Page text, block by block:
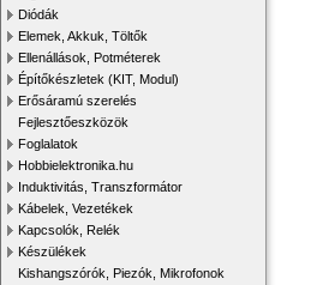
Diódák
Elemek, Akkuk, Töltők
Ellenállások, Potméterek
Építőkészletek (KIT, Modul)
Erősáramú szerelés
Fejlesztőeszközök
Foglalatok
Hobbielektronika.hu
Induktivitás, Transzformátor
Kábelek, Vezetékek
Kapcsolók, Relék
Készülékek
Kishangszórók, Piezók, Mikrofonok